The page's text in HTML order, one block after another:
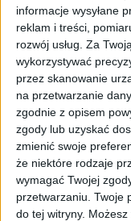
informacje wysyłane
reklam i treści,
rozwój usług. Za
wykorzystywać
przez skanowanie
na przetwarzanie
zgodnie z opisem
zgody lub uzyskać
zmienić swoje
że niektóre rodzaje
wymagać Twojej
przetwarzaniu. Twoje
do tej witryny.